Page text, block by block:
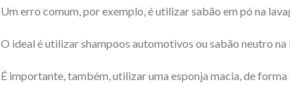
Um erro comum, por exemplo, é utilizar sabão em pó na
O ideal é utilizar shampoos automotivos ou sabão neutro
É importante, também, utilizar uma esponja macia, de